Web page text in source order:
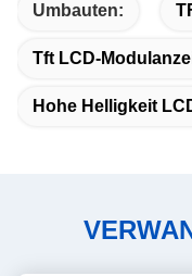
Umbauten:
Tft LCD-
Hohe Helligkeit